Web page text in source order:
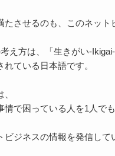
たさせるのも、このネット
え方は、「生きがい-
れている日本語です。
情で困っている人を1人で
ビジネスの情報を発信して